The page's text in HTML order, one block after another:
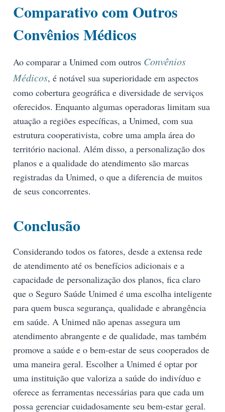
Comparativo com Outros
Convênios Médicos
Ao comparar a Unimed com outros Convênios
Médicos, é notável sua superioridade em aspectos
como cobertura geográfica e diversidade de serviços
oferecidos. Enquanto algumas operadoras limitam sua
atuação a regiões específicas, a Unimed, com sua
estrutura cooperativista, cobre uma ampla área do
território nacional. Além disso, a personalização dos
planos e a qualidade do atendimento são marcas
registradas da Unimed, o que a diferencia de muitos
de seus concorrentes.
Conclusão
Considerando todos os fatores, desde a extensa rede
de atendimento até os benefícios adicionais e a
capacidade de personalização dos planos, fica claro
que o Seguro Saúde Unimed é uma escolha inteligente
para quem busca segurança, qualidade e abrangência
em saúde. A Unimed não apenas assegura um
atendimento abrangente e de qualidade, mas também
promove a saúde e o bem-estar de seus cooperados de
uma maneira geral. Escolher a Unimed é optar por
uma instituição que valoriza a saúde do indivíduo e
oferece as ferramentas necessárias para que cada um
possa gerenciar cuidadosamente seu bem-estar geral.